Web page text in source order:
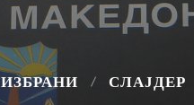
ИЗБРАНИ СЛАЈДЕР